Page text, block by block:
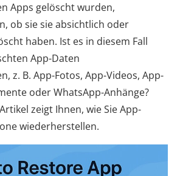
Apps gelöscht wurden,
ob sie sie absichtlich oder
haben. Ist es in diesem Fall
App-Daten
z. B. App-Fotos, App-Videos, App-
oder WhatsApp-Anhänge?
zeigt Ihnen, wie Sie App-
wiederherstellen.